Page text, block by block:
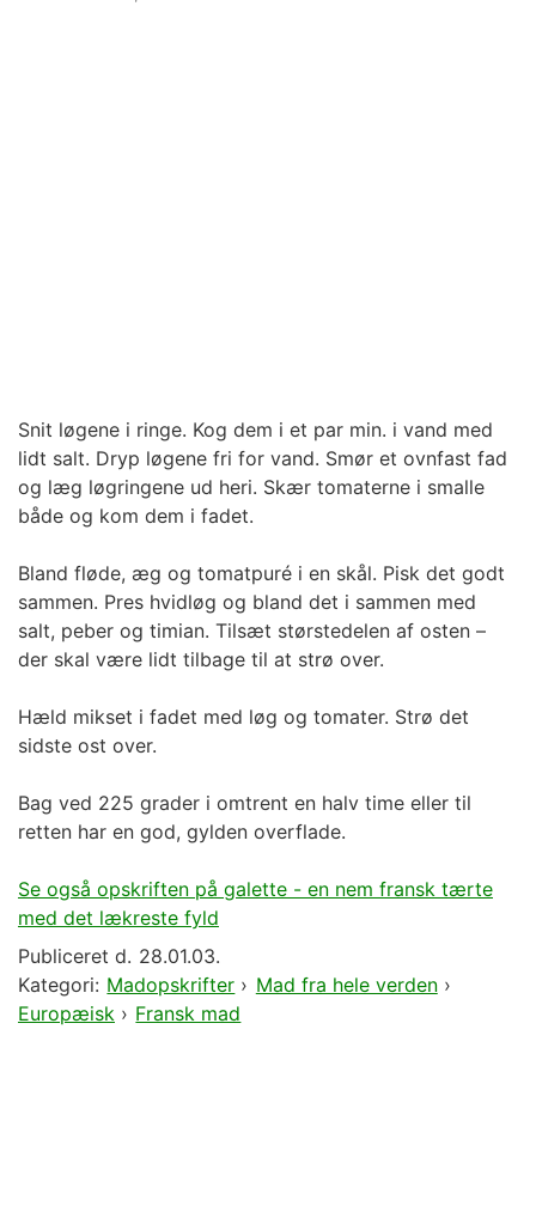
Snit løgene i ringe. Kog dem i et par min. i vand med
lidt salt. Dryp løgene fri for vand. Smør et ovnfast fad
og læg løgringene ud heri. Skær tomaterne i smalle
både og kom dem i fadet.
Bland fløde, æg og tomatpuré i en skål. Pisk det godt
sammen. Pres hvidløg og bland det i sammen med
salt, peber og timian. Tilsæt størstedelen af osten –
der skal være lidt tilbage til at strø over.
Hæld mikset i fadet med løg og tomater. Strø det
sidste ost over.
Bag ved 225 grader i omtrent en halv time eller til
retten har en god, gylden overflade.
Se også opskriften på galette - en nem fransk tærte
med det lækreste fyld
Publiceret d. 28.01.03.
Kategori: Madopskrifter › Mad fra hele verden›
Europæisk › Fransk mad